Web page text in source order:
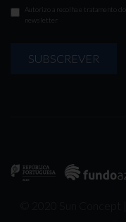
Autorizo a recolha e tratamento
newsletter
SUBSCREVER